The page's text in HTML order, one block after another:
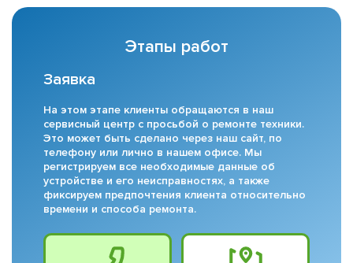
Этапы работ
Заявка
На этом этапе клиенты обращаются в наш
сервисный центр с просьбой о ремонте техники.
Это может быть сделано через наш сайт, по
телефону или лично в нашем офисе. Мы
регистрируем все необходимые данные об
устройстве и его неисправностях, а также
фиксируем предпочтения клиента относительно
времени и способа ремонта.